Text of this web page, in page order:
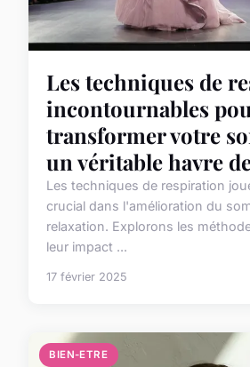
Les techniques de
incontournables
transformer votre
un véritable havre
Les techniques de respiration
crucial dans l'amélioration du
relaxation. Explorons les
leur impact ...
17 février 2025
BIEN-ETRE